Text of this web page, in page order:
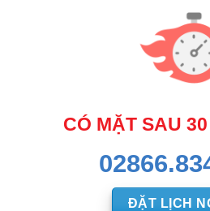
CÓ MẶT SAU
ĐẶT LỊCH